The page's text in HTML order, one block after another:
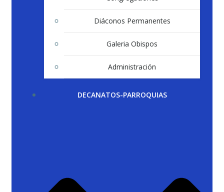
Diáconos Permanentes
Galeria Obispos
Administración
DECANATOS-PARROQUIAS